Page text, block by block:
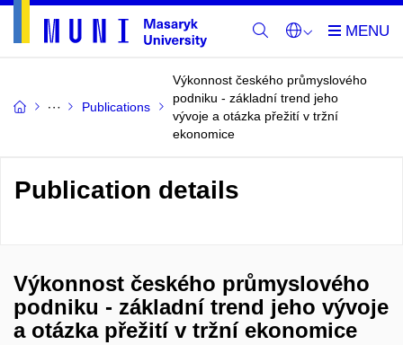
Publications
Výkonnost českého průmyslového
podniku - základní trend jeho
vývoje a otázka přežití v tržní
ekonomice
Publication details
Výkonnost českého průmyslového
podniku - základní trend jeho vývoje
a otázka přežití v tržní ekonomice